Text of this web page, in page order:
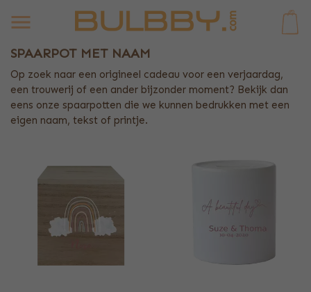
SPAARPOT MET NAAM
Op zoek naar een origineel cadeau voor een verjaardag,
een trouwerij of een ander bijzonder moment? Bekijk dan
eens onze spaarpotten die we kunnen bedrukken met een
eigen naam, tekst of printje.